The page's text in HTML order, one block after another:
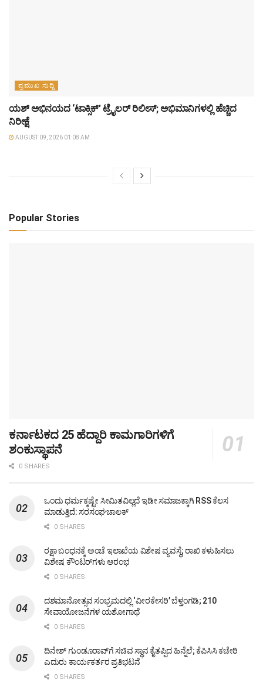
ಪ್ರಮುಖ ಸುದ್ದಿ
ಯಶ್‌ ಅಭಿನಯದ ‘ಟಾಕ್ಸಿಕ್’ ಟ್ರೈಲರ್ ರಿಲೀಸ್; ಅಭಿಮಾನಿಗಳಲ್ಲಿ ಹೆಚ್ಚಿದ
ನಿರೀಕ್ಷೆ
AUGUST 09, 2026 01:08 AM
Popular Stories
ಕರ್ನಾಟಕದ 25 ಹೆದ್ದಾರಿ ಕಾಮಗಾರಿಗಳಿಗೆ
ಶಂಕುಸ್ಥಾಪನೆ
0 SHARES
ಒಂದು ಧರ್ಮಕ್ಕಷ್ಟೇ ಸೀಮಿತವಿಲ್ಲದೆ ಇಡೀ ಸಮಾಜಕ್ಕಾಗಿ RSS ಕೆಲಸ
ಮಾಡುತ್ತಿದೆ: ಸರಸಂಘಚಾಲಕ್
0 SHARES
ರಕ್ಷಾ ಬಂಧನಕ್ಕೆ ಅಂಚೆ ಇಲಾಖೆಯ ವಿಶೇಷ ವ್ಯವಸ್ಥೆ; ರಾಖಿ ಕಳುಹಿಸಲು
ವಿಶೇಷ ಕೌಂಟರ್‌ಗಳು ಆರಂಭ
0 SHARES
ದಶಮಾನೋತ್ಸವ ಸಂಭ್ರಮದಲ್ಲಿ ‘ವೀರಕೇಸರಿ’ ಬೆಳ್ತಂಗಡಿ; 210
ಸೇವಾಯೋಜನೆಗಳ ಯಶೋಗಾಥೆ
0 SHARES
ದಿನೇಶ್ ಗುಂಡೂರಾವ್‌ಗೆ ಸಚಿವ ಸ್ಥಾನ ಕೈತಪ್ಪಿದ ಹಿನ್ನೆಲೆ; ಕೆಪಿಸಿಸಿ ಕಚೇರಿ
ಎದುರು ಕಾರ್ಯಕರ್ತರ ಪ್ರತಿಭಟನೆ
0 SHARES